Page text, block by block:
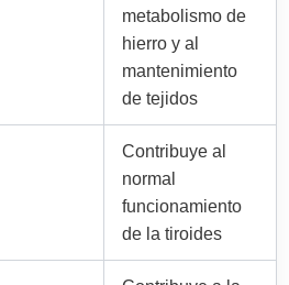
metabolismo de
hierro y al
mantenimiento
de tejidos
Contribuye al
normal
funcionamiento
de la tiroides